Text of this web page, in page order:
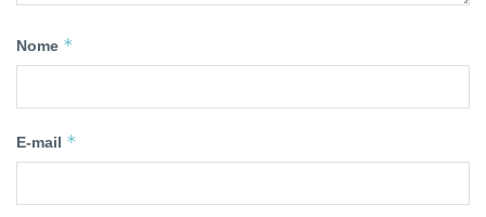
Nome *
E-mail *